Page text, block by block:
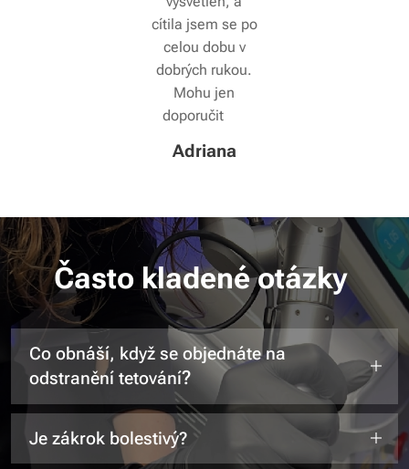
cítila jsem se po
celou dobu v
dobrých rukou.
Mohu jen
doporučit 😊
Adriana
Často kladené otázky
Co obnáší, když se objednáte na
odstranění tetování?
Při osobní konzultaci vysvětlíme celý proces
ošetření a posoudíme, kolik ošetření budete
Je zákrok bolestivý?